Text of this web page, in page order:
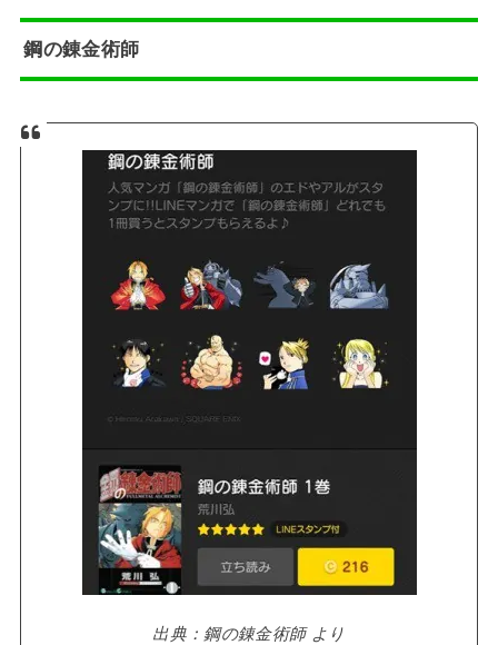
鋼の錬金術師
出典：鋼の錬金術師 より